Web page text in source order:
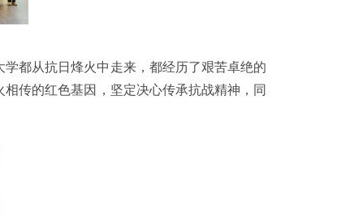
都从抗日烽火中走来，都经历了艰苦卓绝的
传的红色基因，坚定决心传承抗战精神，同